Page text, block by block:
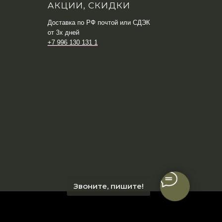
АКЦИИ, СКИДКИ
Доставка по РФ почтой или СДЭК
от 3х дней
+7 996 130 131 1
Звоните, пишите!